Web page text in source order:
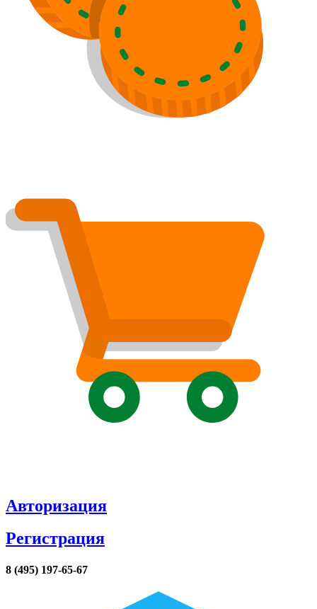
Авторизация
Регистрация
8 (495) 197-65-67